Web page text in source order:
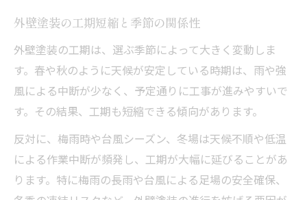
外壁塗装の工期短縮と季節の関係性
外壁塗装の工期は、選ぶ季節によって大きく変動しま
す。春や秋のように天候が安定している時期は、雨や強
風による中断が少なく、予定通りに工事が進みやすいで
す。その結果、工期も短縮できる傾向があります。
反対に、梅雨時や台風シーズン、冬場は天候不順や低温
による作業中断が頻発し、工期が大幅に延びることがあ
ります。特に梅雨の長雨や台風による足場の安全確保、